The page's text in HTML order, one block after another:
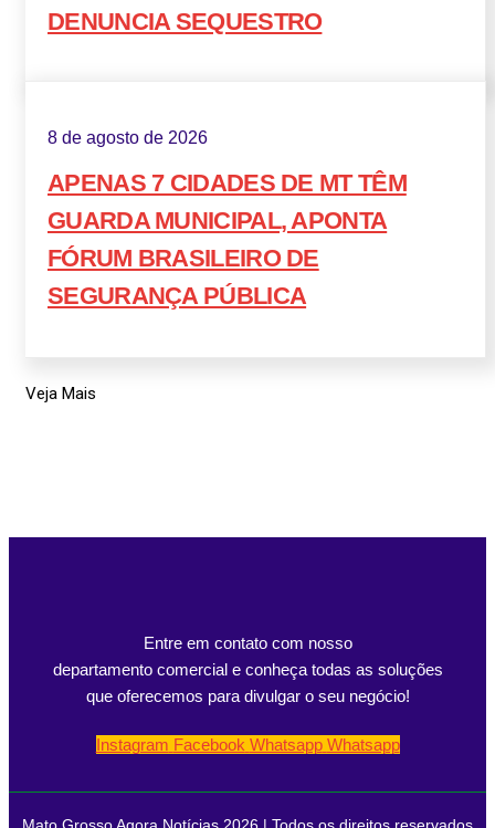
DENUNCIA SEQUESTRO
8 de agosto de 2026
APENAS 7 CIDADES DE MT TÊM
GUARDA MUNICIPAL, APONTA
FÓRUM BRASILEIRO DE
SEGURANÇA PÚBLICA
Veja Mais
Entre em contato com nosso
departamento comercial e conheça todas as soluções
que oferecemos para divulgar o seu negócio!
Instagram Facebook Whatsapp Whatsapp
Mato Grosso Agora Notícias 2026 | Todos os direitos reservados